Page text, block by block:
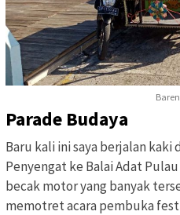
Parade Budaya
Baru kali ini saya berjalan kaki
Penyengat ke Balai Adat
becak motor yang banyak
memotret acara pembuka